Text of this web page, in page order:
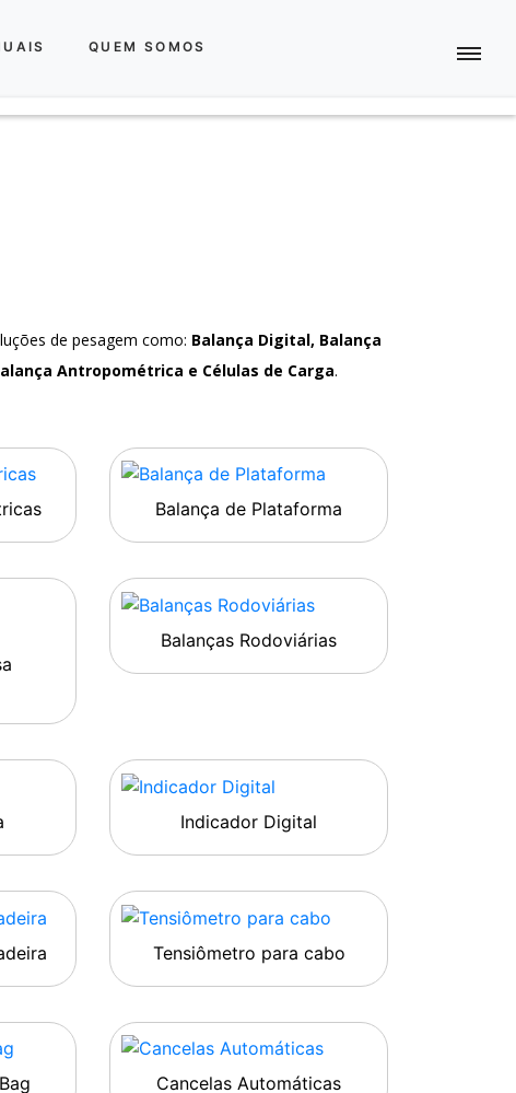
QUEM SOMOS
de pesagem como: Balança Digital, Balança
Antropométrica e Células de Carga.
Balança de Plataforma
Balanças Rodoviárias
Indicador Digital
Tensiômetro para cabo
Cancelas Automáticas